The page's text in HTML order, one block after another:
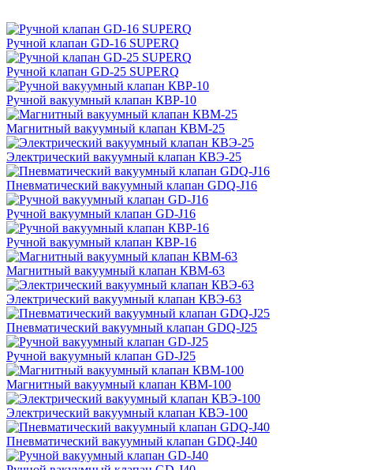
Ручной клапан GD-16 SUPERQ
Ручной клапан GD-25 SUPERQ
Ручной вакуумный клапан КВР-10
Магнитный вакуумный клапан КВМ-25
Электрический вакуумный клапан КВЭ-25
Пневматический вакуумный клапан GDQ-J16
Ручной вакуумный клапан GD-J16
Ручной вакуумный клапан КВР-16
Магнитный вакуумный клапан КВМ-63
Электрический вакуумный клапан КВЭ-63
Пневматический вакуумный клапан GDQ-J25
Ручной вакуумный клапан GD-J25
Магнитный вакуумный клапан КВМ-100
Электрический вакуумный клапан КВЭ-100
Пневматический вакуумный клапан GDQ-J40